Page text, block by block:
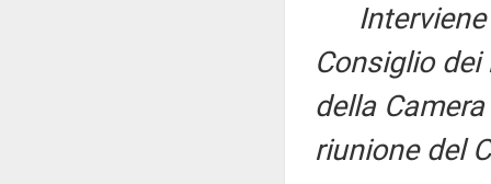
Consiglio
della
riunione del